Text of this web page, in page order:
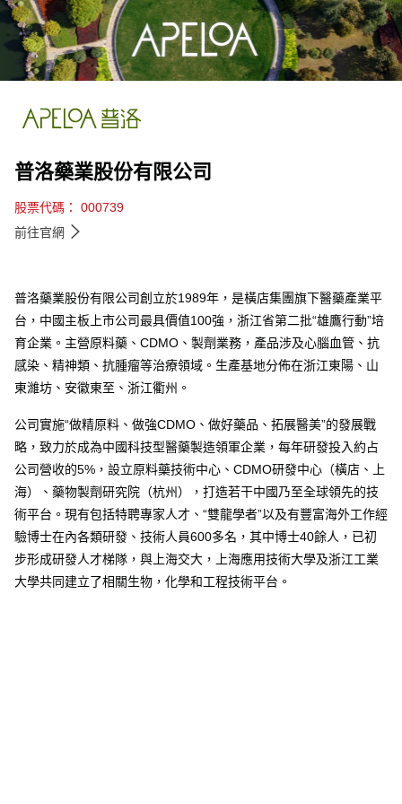
普洛藥業股份有限公司
股票代碼： 000739
前往官網
普洛藥業股份有限公司創立於1989年，是橫店集團旗下醫藥產業平
台，中國主板上市公司最具價值100強，浙江省第二批“雄鷹行動”培
育企業。主營原料藥、CDMO、製劑業務，產品涉及心腦血管、抗
感染、精神類、抗腫瘤等治療領域。生產基地分佈在浙江東陽、山
東濰坊、安徽東至、浙江衢州。
公司實施“做精原料、做強CDMO、做好藥品、拓展醫美”的發展戰
略，致力於成為中國科技型醫藥製造領軍企業，每年研發投入約占
公司營收的5%，設立原料藥技術中心、CDMO研發中心（橫店、上
海）、藥物製劑研究院（杭州），打造若干中國乃至全球領先的技
術平台。現有包括特聘專家人才、“雙龍學者”以及有豐富海外工作經
驗博士在內各類研發、技術人員600多名，其中博士40餘人，已初
步形成研發人才梯隊，與上海交大，上海應用技術大學及浙江工業
大學共同建立了相關生物，化學和工程技術平台。